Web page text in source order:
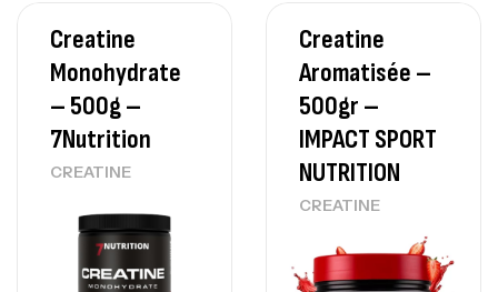
Creatine
Monohydrate
– 500g –
7Nutrition
CREATINE
Creatine
Aromatisée –
500gr –
IMPACT SPORT
NUTRITION
CREATINE